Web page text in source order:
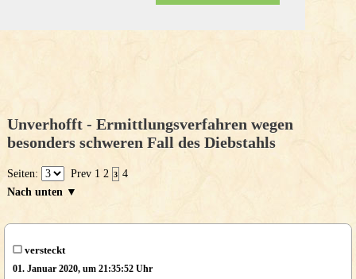
Unverhofft - Ermittlungsverfahren wegen
besonders schweren Fall des Diebstahls
Seiten: Prev 1 2 3 4
Nach unten ▼
versteckt
01. Januar 2020, um 21:35:52 Uhr